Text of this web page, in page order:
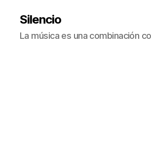
Silencio
La música es una combinación